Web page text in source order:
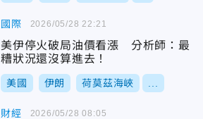
國際
美伊停火破局油價看漲 分析師：最
糟狀況還沒算進去！
美國 伊朗 荷莫茲海峽
2026/05/28 22:21
財經 2026/05/28 08:05